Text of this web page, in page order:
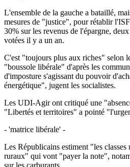
L'ensemble de la gauche a bataillé,
mesures de "justice", pour rétablir
30% sur les revenus de l'épargne,
votées il y a un an.
C'est "toujours plus aux riches" selon
"boussole libérale" d'après les
d'imposture s'agissant du pouvoir
énergétique", jugent les socialistes.
Les UDI-Agir ont critiqué une
"Libertés et territoires" a pointé
- 'matrice libérale' -
Les Républicains estiment "les classes
ruraux" qui vont "payer la note",
sur les carburants.